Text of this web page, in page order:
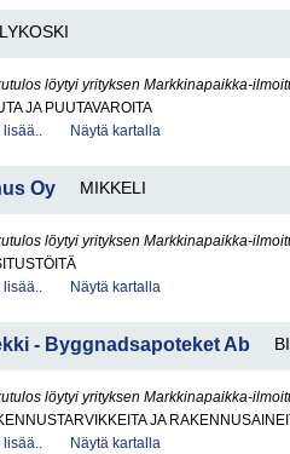
löytyi yrityksen Markkinapaikka-
JA PUUTAVAROITA
lisää..
Näytä kartalla
Oy MIKKELI
löytyi yrityksen Markkinapaikka-
lisää..
Näytä kartalla
- Byggnadsapoteket Ab
löytyi yrityksen Markkinapaikka-
JA
lisää..
Näytä kartalla